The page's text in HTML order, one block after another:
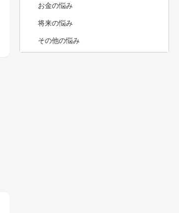
お金の悩み
将来の悩み
その他の悩み